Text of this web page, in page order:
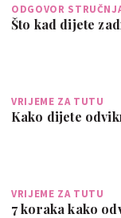
ODGOVOR
Što kad dijete
VRIJEME ZA TUTU
Kako dijete
VRIJEME ZA TUTU
7 koraka kako